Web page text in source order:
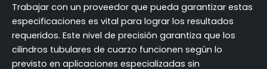
Trabajar con un proveedor que pueda garantizar estas
especificaciones es vital para lograr los resultados
requeridos. Este nivel de precisión garantiza que los
cilindros tubulares de cuarzo funcionen según lo
previsto en aplicaciones especializadas sin